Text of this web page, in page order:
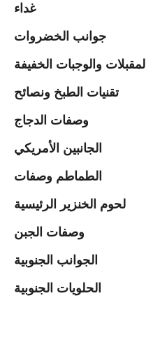
غداء
جوانب الخضروات
المقبلات والوجبات الخفيفة
تقنيات الطبخ ونصائح
وصفات الدجاج
الجانبين الأمريكي
الطماطم وصفات
لحوم الخنزير الرئيسية
وصفات الجبن
الجوانب الجنوبية
الحلويات الجنوبية